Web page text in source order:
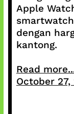
Apple
dengan
kantong.
Read
October 27,